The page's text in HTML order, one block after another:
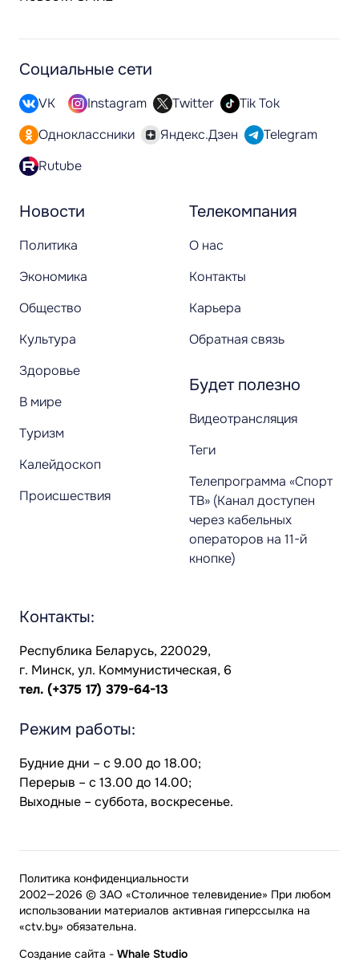
Новости
Политика
Экономика
Общество
Культура
Здоровье
В мире
Туризм
Калейдоскоп
Происшествия
Телекомпания
О нас
Контакты
Карьера
Обратная связь
Будет полезно
Видеотрансляция
Теги
Телепрограмма «Спорт
ТВ» (Канал доступен
через кабельных
операторов на 11-й
кнопке)
Социальные сети
VK Instagram Twitter
Tik Tok
Одноклассники
Яндекс.Дзен
Telegram
Rutube
Контакты:
Республика Беларусь, 220029,
г. Минск, ул. Коммунистическая, 6
тел. (+375 17) 379-64-13
Режим работы:
Будние дни – с 9.00 до 18.00;
Перерыв – с 13.00 до 14.00;
Выходные – суббота, воскресенье.
2002—2026 © ЗАО «Столичное телевидение» При любом
использовании материалов активная гиперссылка на
«ctv.by» обязательна.
Политика конфиденциальности
Создание сайта - Whale Studio